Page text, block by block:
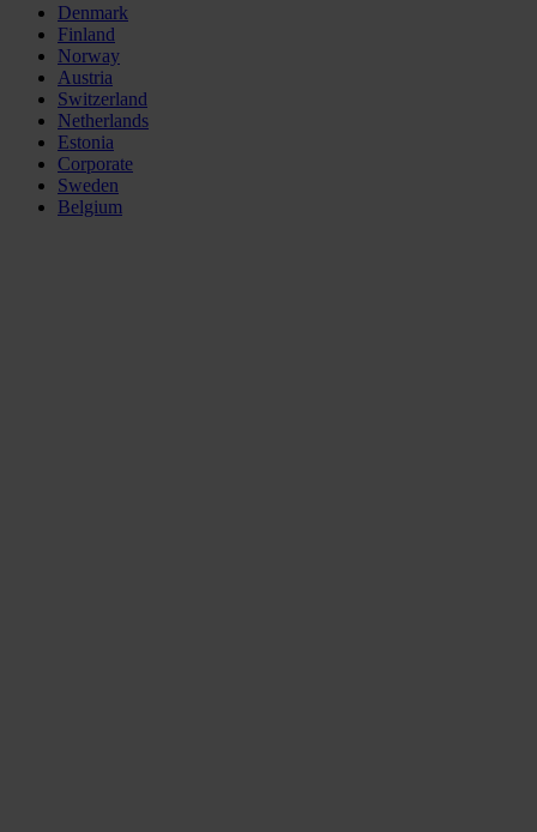
Denmark
Finland
Norway
Austria
Switzerland
Netherlands
Estonia
Corporate
Sweden
Belgium